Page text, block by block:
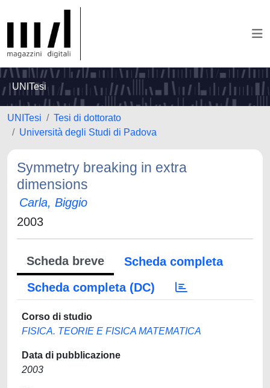
UNITesi
UNITesi
Tesi di dottorato
Università degli Studi di Padova
Symmetry breaking in extra
dimensions
Carla, Biggio
2003
Scheda breve
Scheda completa
Scheda completa (DC)
Corso di studio
FISICA. TEORIE E FISICA MATEMATICA
Data di pubblicazione
2003